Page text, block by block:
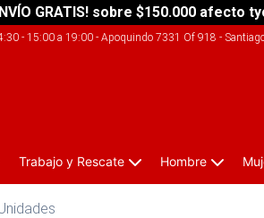
GRATIS! sobre $150.000 afecto
- 15:00 a 19:00- Apoquindo 7331 Of 918 -
Trabajo y Rescate Hombre